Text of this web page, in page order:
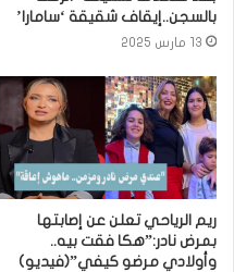
بالسجن..إيقاف شقيقة ‘سامارا’
13 مارس 2025
ريم الرياحي تعلن عن إصابتها
بمرض نادر:”هكا فقت بيه..
وأولادي مرضو كيفي”(فيديو)